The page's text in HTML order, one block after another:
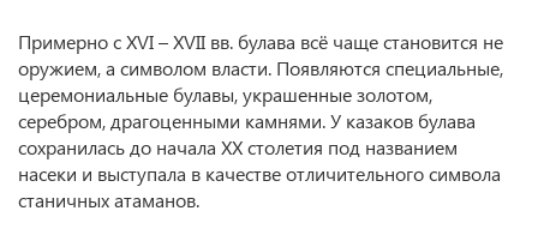
Примерно с XVI – XVII вв. булава всё чаще становится не
оружием, а символом власти. Появляются специальные,
церемониальные булавы, украшенные золотом,
серебром, драгоценными камнями. У казаков булава
сохранилась до начала XX столетия под названием
насеки и выступала в качестве отличительного символа
станичных атаманов.